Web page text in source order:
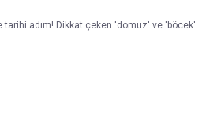
tarihi adım! Dikkat çeken 'domuz' ve 'böcek'